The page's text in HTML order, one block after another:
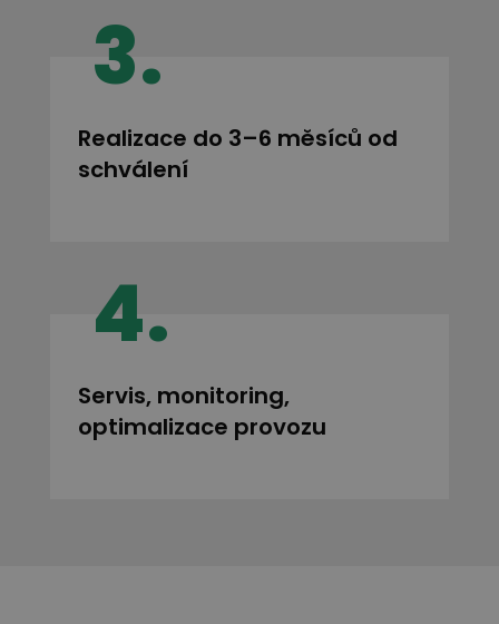
3.
Realizace do 3–6 měsíců od
schválení
4.
Servis, monitoring,
optimalizace provozu